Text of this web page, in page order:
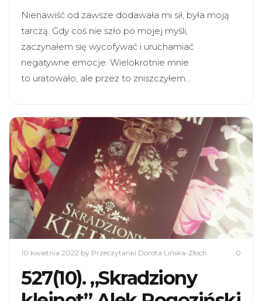
Nienawiść od zawsze dodawała mi sił, była moją
tarczą. Gdy coś nie szło po mojej myśli,
zaczynałem się wycofywać i uruchamiać
negatywne emocje. Wielokrotnie mnie
to uratowało, ale przez to zniszczyłem…
10 kwietnia 2022 by Przeczytanki Dorota Lińska-Złoch 0
527(10). „Skradziony